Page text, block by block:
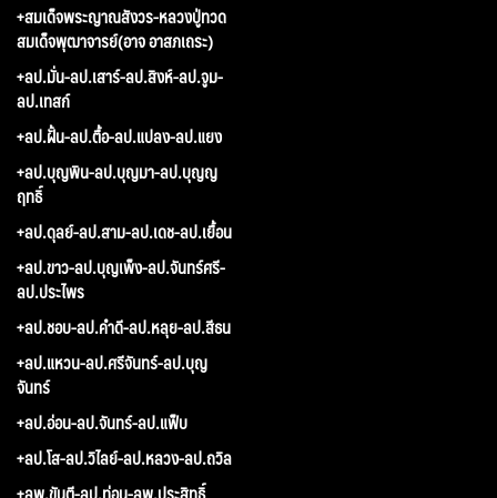
+สมเด็จพระญาณสังวร-หลวงปู่ทวด
สมเด็จพุฒาจารย์(อาจ อาสภเถระ)
+ลป.มั่น-ลป.เสาร์-ลป.สิงห์-ลป.จูม-
ลป.เทสก์
+ลป.ฝั้น-ลป.ตื้อ-ลป.แปลง-ลป.แยง
+ลป.บุญพิน-ลป.บุญมา-ลป.บุญญ
ฤทธิ์
+ลป.ดุลย์-ลป.สาม-ลป.เดช-ลป.เยื้อน
+ลป.ขาว-ลป.บุญเพ็ง-ลป.จันทร์ศรี-
ลป.ประไพร
+ลป.ชอบ-ลป.คำดี-ลป.หลุย-ลป.สีธน
+ลป.แหวน-ลป.ศรีจันทร์-ลป.บุญ
จันทร์
+ลป.อ่อน-ลป.จันทร์-ลป.แฟ็บ
+ลป.โส-ลป.วิไลย์-ลป.หลวง-ลป.ถวิล